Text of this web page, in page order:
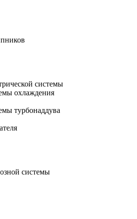
системы
охлаждения
турбонаддува
системы